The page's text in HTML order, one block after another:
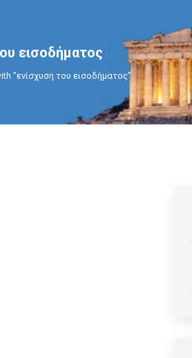
εισοδήματος
"ενίσχυση του εισοδήματος"